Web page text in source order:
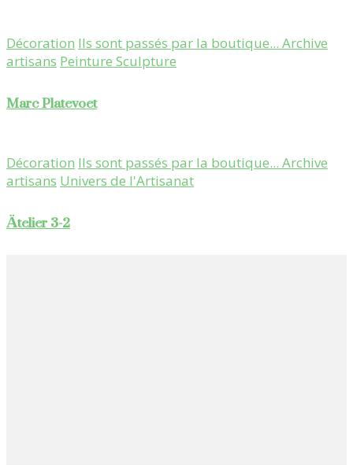
Décoration Ils sont passés par la boutique... Archive
artisans Peinture Sculpture
Marc Platevoet
Décoration Ils sont passés par la boutique... Archive
artisans Univers de l'Artisanat
Ätelier 3-2